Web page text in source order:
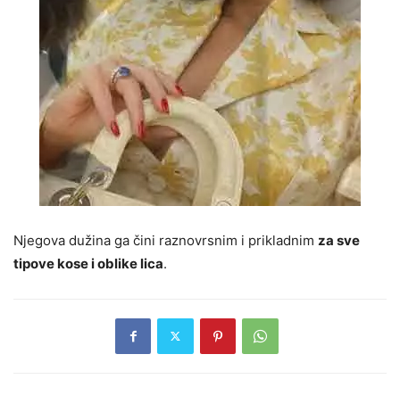
Njegova dužina ga čini raznovrsnim i prikladnim za sve
tipove kose i oblike lica.